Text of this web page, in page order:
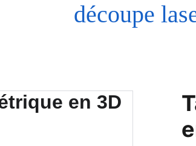
découpe